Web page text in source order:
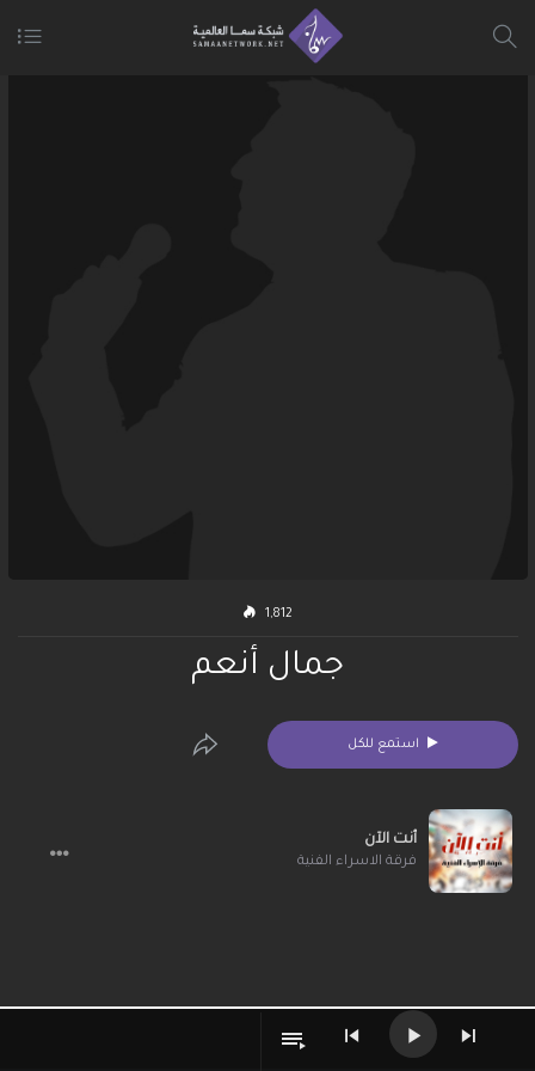
1,812
جمال أنعم
استمع للكل
أنت الآن
فرقة الاسراء الفنية